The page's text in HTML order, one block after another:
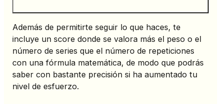
Además de permitirte seguir lo que haces, te
incluye un score donde se valora más el peso o el
número de series que el número de repeticiones
con una fórmula matemática, de modo que podrás
saber con bastante precisión si ha aumentado tu
nivel de esfuerzo.